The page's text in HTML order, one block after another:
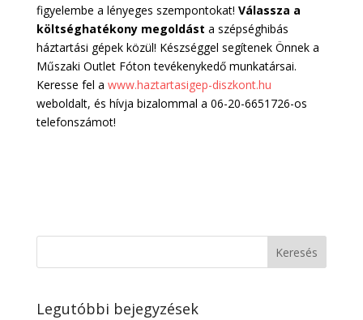
figyelembe a lényeges szempontokat! Válassza a
költséghatékony megoldást a szépséghibás
háztartási gépek közül! Készséggel segítenek Önnek a
Műszaki Outlet Fóton tevékenykedő munkatársai.
Keresse fel a www.haztartasigep-diszkont.hu
weboldalt, és hívja bizalommal a 06-20-6651726-os
telefonszámot!
Legutóbbi bejegyzések